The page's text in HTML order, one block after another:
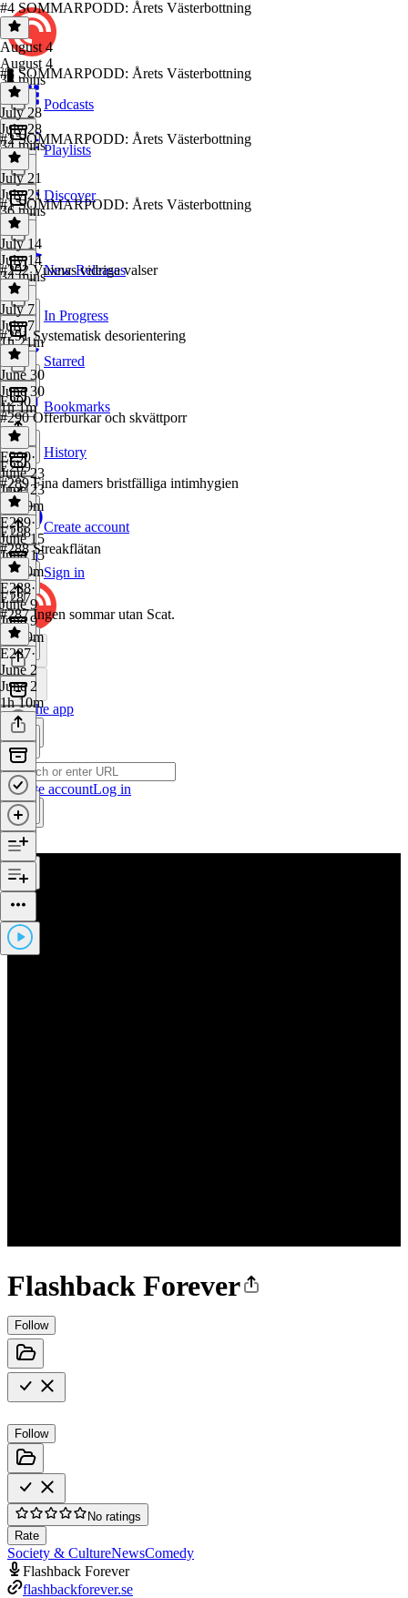
Podcasts
Playlists
Discover
New Releases
In Progress
Starred
Bookmarks
History
Create account
Sign in
Get the app
Create accountLog in
Flashback Forever
Follow
Follow
No ratings
Rate
Society & CultureNewsComedy
Flashback Forever
flashbackforever.se
#4 SOMMARPODD: Årets Västerbottning
August 4
August 4
38 mins
#3 SOMMARPODD: Årets Västerbottning
July 28
July 28
34 mins
#2 SOMMARPODD: Årets Västerbottning
July 21
July 21
36 mins
#1 SOMMARPODD: Årets Västerbottning
July 14
July 14
34 mins
#292 Vuxnas vidriga valser
July 7
July 7
1h 21m
#291 Systematisk desorientering
June 30
June 30
1h 1m
E290
#290 Offerburkar och skvättporr
E290·
June 23
June 23
1h 10m
E289
#289 Fina damers bristfälliga intimhygien
E289·
June 15
June 15
1h 10m
E288
#288 Streakflätan
E288·
June 9
June 9
1h 19m
E287
#287 Ingen sommar utan Scat.
E287·
June 2
June 2
1h 10m